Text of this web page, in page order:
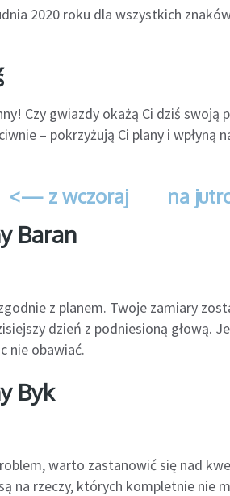
2020 roku dla wszystkich
Czy gwiazdy okażą Ci dziś swoją
– pokrzyżują Ci plany i wpłyną
<— z wczoraj na
Baran
z planem. Twoje zamiary
dzień z podniesioną głową.
nie obawiać.
Byk
warto zastanowić się nad
na rzeczy, których kompletnie nie